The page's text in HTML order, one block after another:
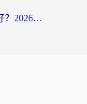
国外用什么加速器玩奇迹MU最好？2026海外玩家国服游戏加速全攻略